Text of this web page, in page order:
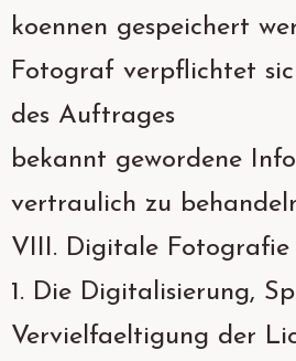
koennen gespeichert
Fotograf verpflichtet
des Auftrages
bekannt gewordene
vertraulich zu
VIII. Digitale Fotografie
1. Die Digitalisierung,
Vervielfaeltigung der